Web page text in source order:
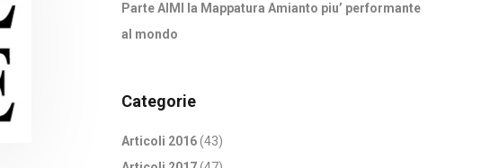
Parte AIMI la Mappatura Amianto piu’ performante
al mondo
Categorie
Articoli 2016(43)